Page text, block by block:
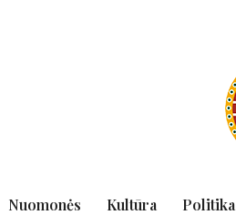
Nuomonės Kultūra Politika